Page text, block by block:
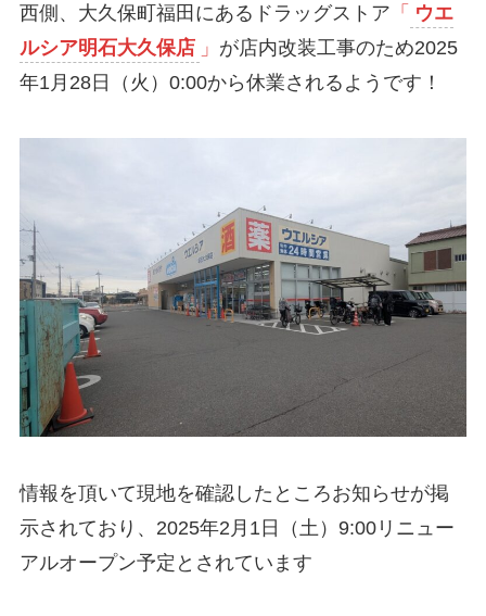
西側、大久保町福田にあるドラッグストア 「 ウエ
ルシア明石大久保店 」 が店内改装工事のため2025
年1月28日（火）0:00から休業されるようです！
情報を頂いて現地を確認したところお知らせが掲
示されており、2025年2月1日（土）9:00リニュー
アルオープン予定とされています